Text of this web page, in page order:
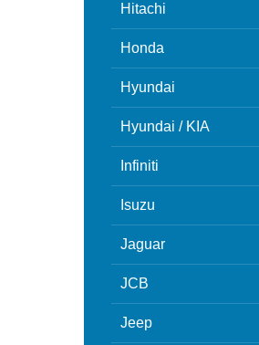
Hitachi
Honda
Hyundai
Hyundai / KIA
Infiniti
Isuzu
Jaguar
JCB
Jeep